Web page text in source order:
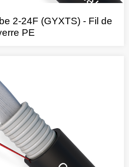
2-24F (GYXTS) - Fil de
PE